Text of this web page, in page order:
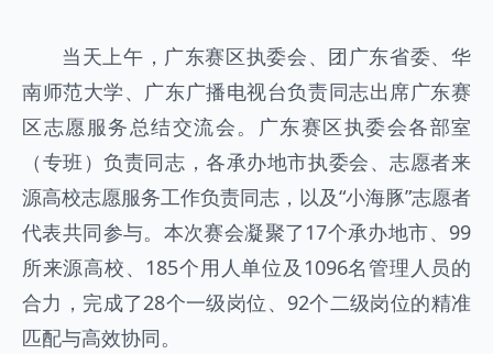
当天上午，广东赛区执委会、团广东省委、华
南师范大学、广东广播电视台负责同志出席广东赛
区志愿服务总结交流会。广东赛区执委会各部室
（专班）负责同志，各承办地市执委会、志愿者来
源高校志愿服务工作负责同志，以及“小海豚”志愿者
代表共同参与。本次赛会凝聚了17个承办地市、99
所来源高校、185个用人单位及1096名管理人员的
合力，完成了28个一级岗位、92个二级岗位的精准
匹配与高效协同。